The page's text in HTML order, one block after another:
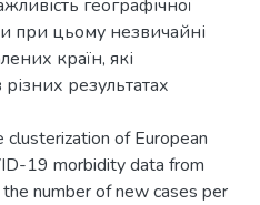
географічної
при цьому незвичайні
країн, які
результатах
of European
19 morbidity data from
number of new cases per